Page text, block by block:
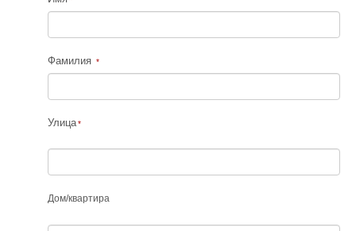
Фамилия
Улица
Дом/квартира